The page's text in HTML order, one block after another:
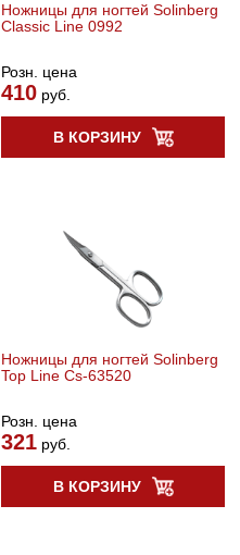
Ножницы для ногтей Solinberg
Classic Line 0992
Розн. цена
410 руб.
В КОРЗИНУ
Ножницы для ногтей Solinberg
Top Line Cs-63520
Розн. цена
321 руб.
В КОРЗИНУ